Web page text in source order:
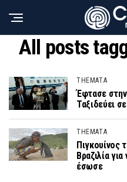
All posts
THEMATA
Έφτασε
Ταξιδεύει
THEMATA
Πιγκουίνος
Βραζιλία
έσωσε